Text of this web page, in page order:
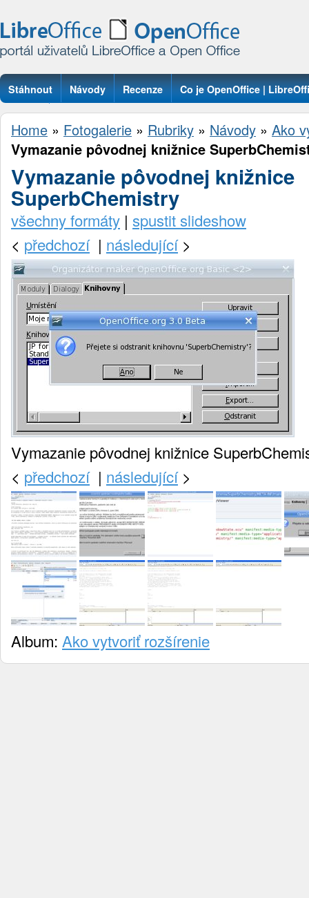
Stáhnout Návody Recenze Co je OpenOffice |
Otázky
Home » Fotogalerie » Rubriky » Návody » Ako
Vymazanie pôvodnej knižnice
Vymazanie pôvodnej knižnice
SuperbChemistry
všechny formáty | spustit slideshow
< předchozí| následující>
Vymazanie pôvodnej knižnice
< předchozí| následující>
Album: Ako vytvoriť rozšírenie